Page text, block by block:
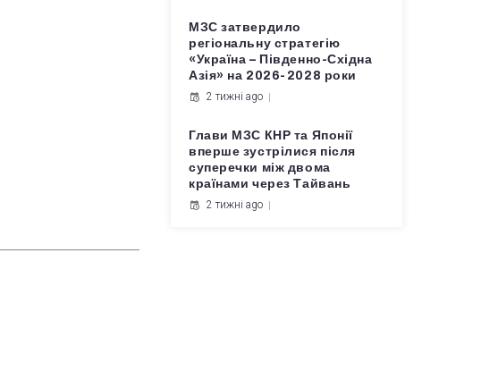
МЗС затвердило
регіональну стратегію
«Україна – Південно-Східна
Азія» на 2026-2028 роки
2 тижні ago
Глави МЗС КНР та Японії
вперше зустрілися після
суперечки між двома
країнами через Тайвань
2 тижні ago